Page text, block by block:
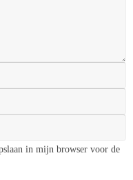
in mijn browser voor de